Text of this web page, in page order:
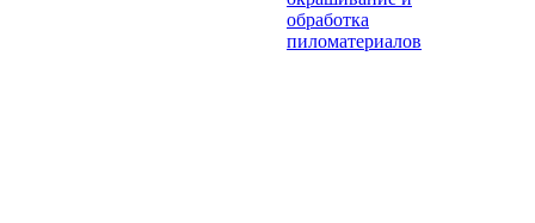
обработка
пиломатериалов